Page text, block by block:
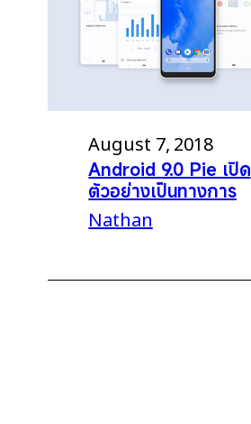
August 7, 2018
Android 9.0 Pie เปิด
ตัวอย่างเป็นทางการ
Nathan